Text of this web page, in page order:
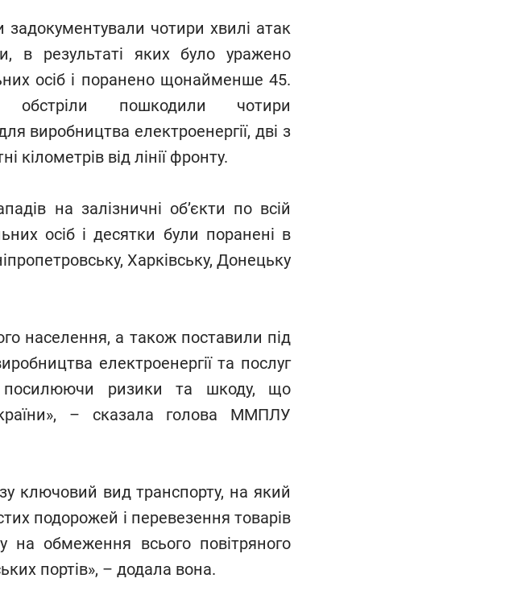
чотири хвилі атак
в результаті яких було уражено
осіб і поранено щонайменше 45.
пошкодили чотири
виробництва електроенергії, дві з
кілометрів від лінії фронту.
на залізничні об’єкти по всій
осіб і десятки були поранені в
Харківську, Донецьку
населення, а також поставили під
електроенергії та послуг
посилюючи ризики та шкоду, що
– сказала голова ММПЛУ
ключовий вид транспорту, на який
подорожей і перевезення товарів
на обмеження всього повітряного
портів», – додала вона.